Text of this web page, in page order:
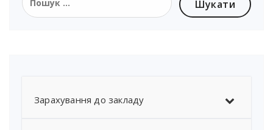
Зарахування до закладу